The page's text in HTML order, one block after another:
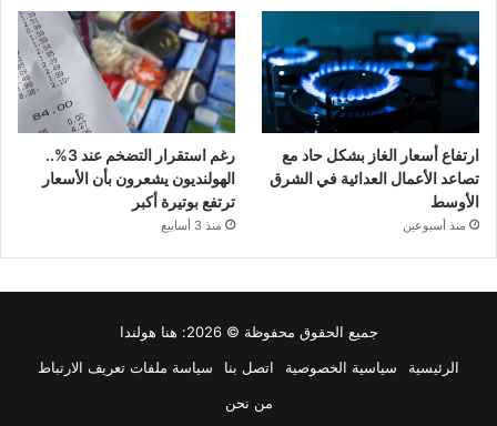
ارتفاع أسعار الغاز بشكل حاد مع
تصاعد الأعمال العدائية في الشرق
الأوسط
منذ أسبوعين
رغم استقرار التضخم عند 3%..
الهولنديون يشعرون بأن الأسعار
ترتفع بوتيرة أكبر
منذ 3 أسابيع
جميع الحقوق محفوظة © 2026:
هنا هولندا
الرئيسية
سياسية الخصوصية اتصل بنا
سياسة ملفات تعريف الارتباط
من نحن